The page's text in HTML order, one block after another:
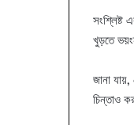
সংশ্লিষ্ট
খুড়তে
জানা
চিন্তাও